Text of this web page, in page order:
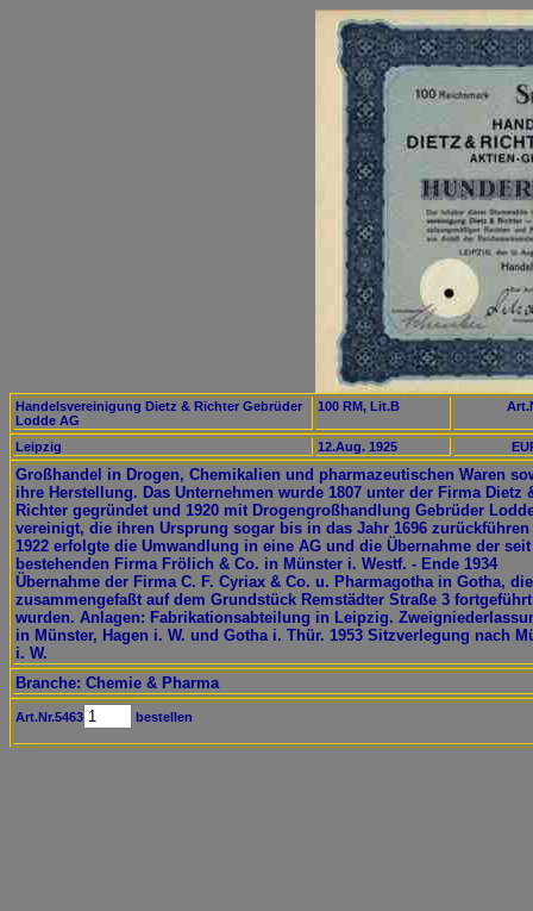
Handelsvereinigung Dietz & Richter Gebrüder
Lodde AG
100 RM, Lit.B
Leipzig 12.Aug. 1925
Großhandel in Drogen, Chemikalien und pharmazeutischen Waren
ihre Herstellung. Das Unternehmen wurde 1807 unter der Firma Dietz
Richter gegründet und 1920 mit Drogengroßhandlung Gebrüder
vereinigt, die ihren Ursprung sogar bis in das Jahr 1696 zurückführen
1922 erfolgte die Umwandlung in eine AG und die Übernahme der seit
bestehenden Firma Frölich & Co. in Münster i. Westf. - Ende 1934
Übernahme der Firma C. F. Cyriax & Co. u. Pharmagotha in Gotha, die
zusammengefaßt auf dem Grundstück Remstädter Straße 3 fortgeführt
wurden. Anlagen: Fabrikationsabteilung in Leipzig.
in Münster, Hagen i. W. und Gotha i. Thür. 1953 Sitzverlegung nach
i. W.
Branche: Chemie & Pharma
Art.Nr.5463 bestellen